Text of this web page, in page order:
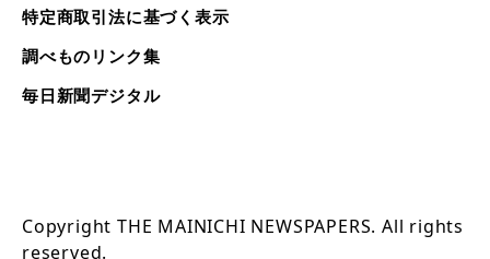
特定商取引法に基づく表示
調べものリンク集
毎日新聞デジタル
Copyright THE MAINICHI NEWSPAPERS. All rights
reserved.